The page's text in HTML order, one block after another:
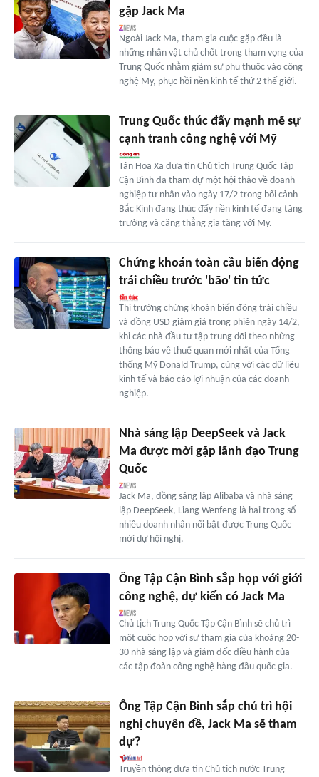
gặp Jack Ma
Ngoài Jack Ma, tham gia cuộc gặp đều là
những nhân vật chủ chốt trong tham vọng của
Trung Quốc nhằm giảm sự phụ thuộc vào công
nghệ Mỹ, phục hồi nền kinh tế thứ 2 thế giới.
Trung Quốc thúc đẩy mạnh mẽ sự
cạnh tranh công nghệ với Mỹ
Tân Hoa Xã đưa tin Chủ tịch Trung Quốc Tập
Cận Bình đã tham dự một hội thảo về doanh
nghiệp tư nhân vào ngày 17/2 trong bối cảnh
Bắc Kinh đang thúc đẩy nền kinh tế đang tăng
trưởng và căng thẳng gia tăng với Mỹ.
Chứng khoán toàn cầu biến động
trái chiều trước 'bão' tin tức
Thị trường chứng khoán biến động trái chiều
và đồng USD giảm giá trong phiên ngày 14/2,
khi các nhà đầu tư tập trung dõi theo những
thông báo về thuế quan mới nhất của Tổng
thống Mỹ Donald Trump, cùng với các dữ liệu
kinh tế và báo cáo lợi nhuận của các doanh
nghiệp.
Nhà sáng lập DeepSeek và Jack
Ma được mời gặp lãnh đạo Trung
Quốc
Jack Ma, đồng sáng lập Alibaba và nhà sáng
lập DeepSeek, Liang Wenfeng là hai trong số
nhiều doanh nhân nổi bật được Trung Quốc
mời dự hội nghị.
Ông Tập Cận Bình sắp họp với giới
công nghệ, dự kiến có Jack Ma
Chủ tịch Trung Quốc Tập Cận Bình sẽ chủ trì
một cuộc họp với sự tham gia của khoảng 20-
30 nhà sáng lập và giám đốc điều hành của
các tập đoàn công nghệ hàng đầu quốc gia.
Ông Tập Cận Bình sắp chủ trì hội
nghị chuyên đề, Jack Ma sẽ tham
dự?
Truyền thông đưa tin Chủ tịch nước Trung